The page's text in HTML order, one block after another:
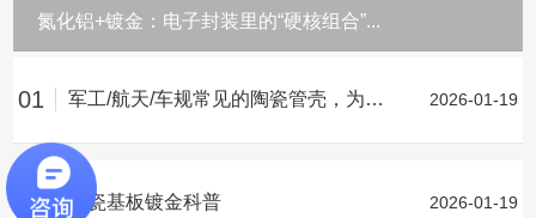
氮化铝+镀金：电子封装里的“硬核组合”...
01 军工/航天/车规常见的陶瓷管壳，为何离不开镀金层？ 2026-01-19
02 陶瓷基板镀金科普 2026-01-19